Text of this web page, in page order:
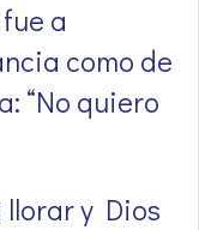
a
como de
“No quiero
llorar y Dios